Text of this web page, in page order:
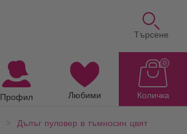
Търсене
Профил Любими Количка
0
Дълъг пуловер в тъмносин цвят